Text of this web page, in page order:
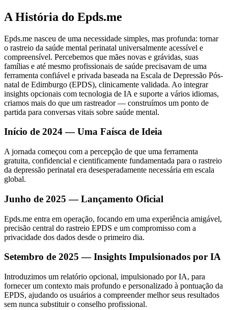
A História do Epds.me
Epds.me nasceu de uma necessidade simples, mas profunda: tornar
o rastreio da saúde mental perinatal universalmente acessível e
compreensível. Percebemos que mães novas e grávidas, suas
famílias e até mesmo profissionais de saúde precisavam de uma
ferramenta confiável e privada baseada na Escala de Depressão Pós-
natal de Edimburgo (EPDS), clinicamente validada. Ao integrar
insights opcionais com tecnologia de IA e suporte a vários idiomas,
criamos mais do que um rastreador — construímos um ponto de
partida para conversas vitais sobre saúde mental.
Início de 2024 — Uma Faísca de Ideia
A jornada começou com a percepção de que uma ferramenta
gratuita, confidencial e cientificamente fundamentada para o rastreio
da depressão perinatal era desesperadamente necessária em escala
global.
Junho de 2025 — Lançamento Oficial
Epds.me entra em operação, focando em uma experiência amigável,
precisão central do rastreio EPDS e um compromisso com a
privacidade dos dados desde o primeiro dia.
Setembro de 2025 — Insights Impulsionados por IA
Introduzimos um relatório opcional, impulsionado por IA, para
fornecer um contexto mais profundo e personalizado à pontuação da
EPDS, ajudando os usuários a compreender melhor seus resultados
sem nunca substituir o conselho profissional.